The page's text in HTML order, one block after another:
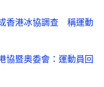
香港冰協調查 稱運動
暨奧委會：運動員回